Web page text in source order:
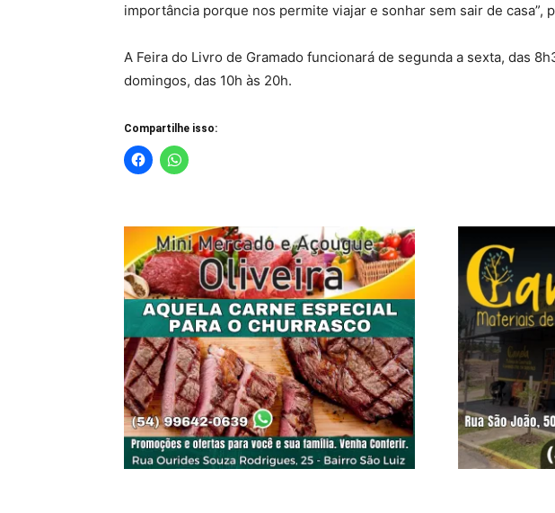
importância porque nos permite viajar e sonhar sem sair de casa”,
A Feira do Livro de Gramado funcionará de segunda a sexta, das
domingos, das 10h às 20h.
Compartilhe isso: